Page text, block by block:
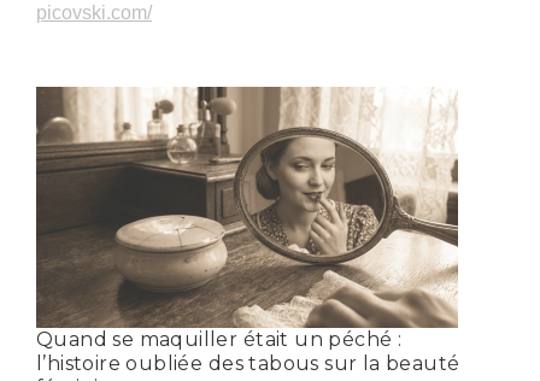
picovski.com/
Quand se maquiller était un péché :
l’histoire oubliée des tabous sur la beauté